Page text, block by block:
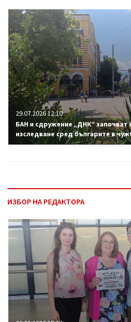
29.07.2026 12:10
БАН и сдружение „ДНК“ започват
изследване сред българите в
ИЗБОР НА РЕДАКТОРА